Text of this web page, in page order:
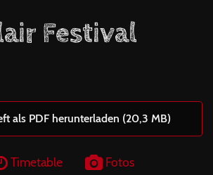
Festival
als PDF herunterladen (20,3 MB)
Timetable Fotos